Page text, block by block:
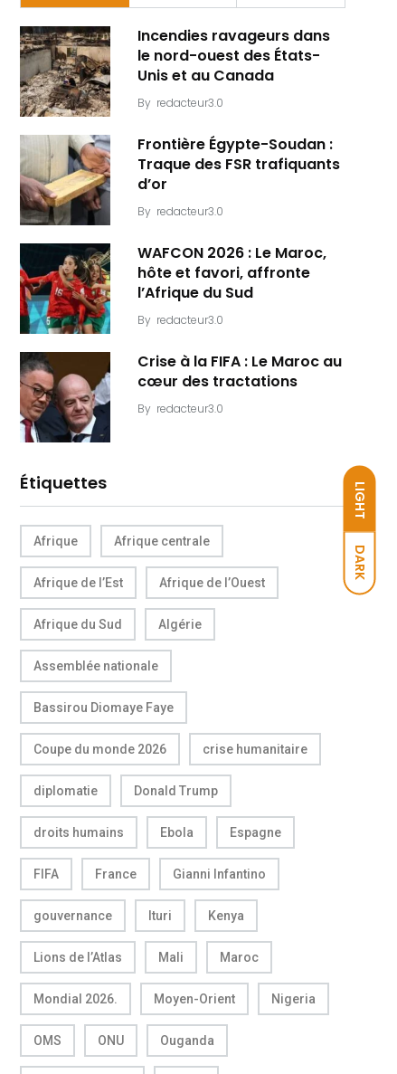
LIGHT
DARK
Incendies ravageurs dans
le nord-ouest des États-
Unis et au Canada
By redacteur3.0
Frontière Égypte-Soudan :
Traque des FSR trafiquants
d’or
By redacteur3.0
WAFCON 2026 : Le Maroc,
hôte et favori, affronte
l’Afrique du Sud
By redacteur3.0
Crise à la FIFA : Le Maroc au
cœur des tractations
By redacteur3.0
Étiquettes
Afrique Afrique centrale
Afrique de l’Est Afrique de l’Ouest
Afrique du Sud Algérie
Assemblée nationale
Bassirou Diomaye Faye
Coupe du monde 2026 crise humanitaire
diplomatie Donald Trump
droits humains Ebola Espagne
FIFA France Gianni Infantino
gouvernance Ituri Kenya
Lions de l’Atlas Mali Maroc
Mondial 2026. Moyen-Orient Nigeria
OMS ONU Ouganda